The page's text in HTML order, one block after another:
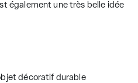
également une très belle idée
décoratif durable